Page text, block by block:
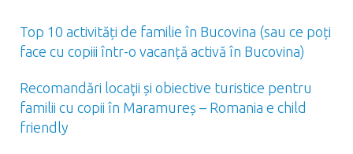
Top 10 activități de familie în Bucovina (sau ce poți
face cu copiii într-o vacanță activă în Bucovina)
Recomandări locaţii și obiective turistice pentru
familii cu copii în Maramureș – Romania e child
friendly